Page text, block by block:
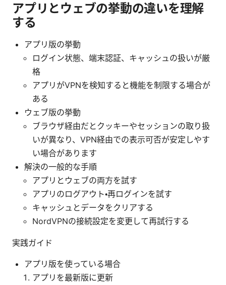
アプリとウェブの挙動の違いを理解
する
アプリ版の挙動
ログイン状態、端末認証、キャッシュの扱いが厳
格
アプリがVPNを検知すると機能を制限する場合が
ある
ウェブ版の挙動
ブラウザ経由だとクッキーやセッションの取り扱
いが異なり、VPN経由での表示可否が安定しやす
い場合があります
解決の一般的な手順
アプリとウェブの両方を試す
アプリのログアウト・再ログインを試す
キャッシュとデータをクリアする
NordVPNの接続設定を変更して再試行する
実践ガイド
アプリ版を使っている場合
アプリを最新版に更新